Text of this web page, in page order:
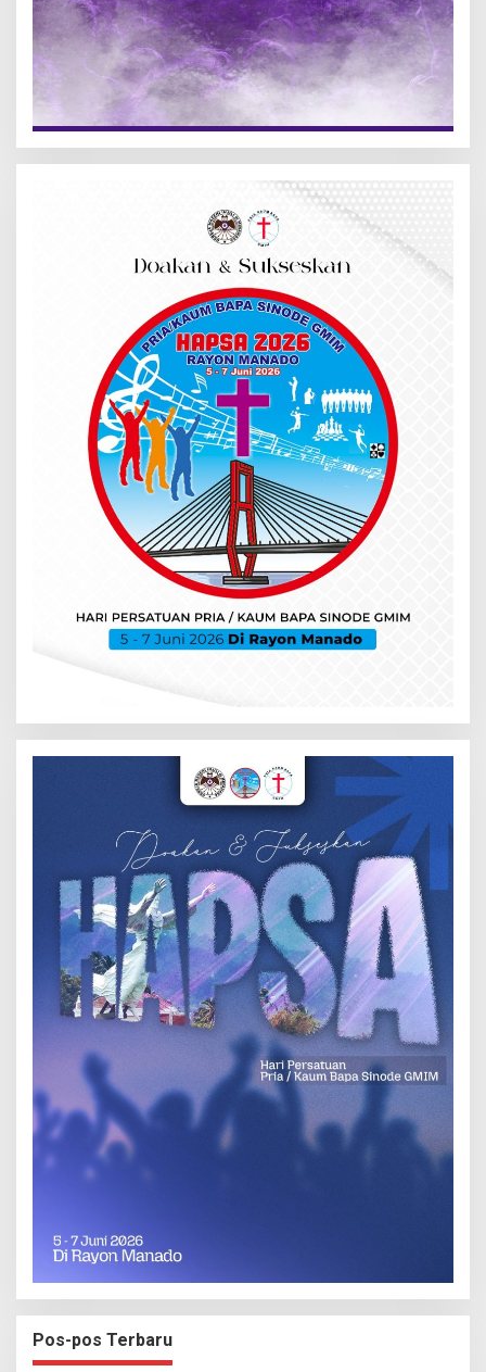
Pos-pos Terbaru